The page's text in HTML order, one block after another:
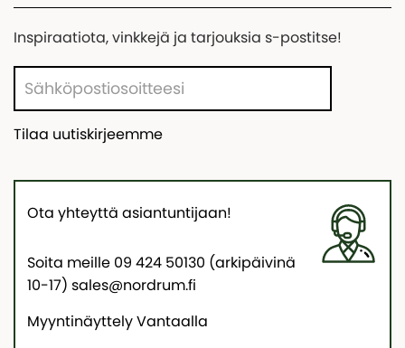
Inspiraatiota, vinkkejä ja tarjouksia s-postitse!
Tilaa uutiskirjeemme
Ota yhteyttä asiantuntijaan!
Soita meille 09 424 50130 (arkipäivinä
10-17) sales@nordrum.fi
Myyntinäyttely Vantaalla